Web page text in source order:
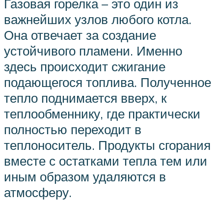
Газовая горелка – это один из
важнейших узлов любого котла.
Она отвечает за создание
устойчивого пламени. Именно
здесь происходит сжигание
подающегося топлива. Полученное
тепло поднимается вверх, к
теплообменнику, где практически
полностью переходит в
теплоноситель. Продукты сгорания
вместе с остатками тепла тем или
иным образом удаляются в
атмосферу.